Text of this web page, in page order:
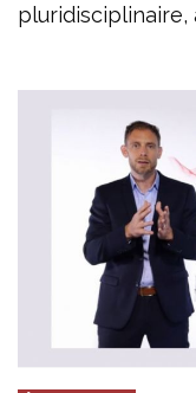
pluridisciplinaire,